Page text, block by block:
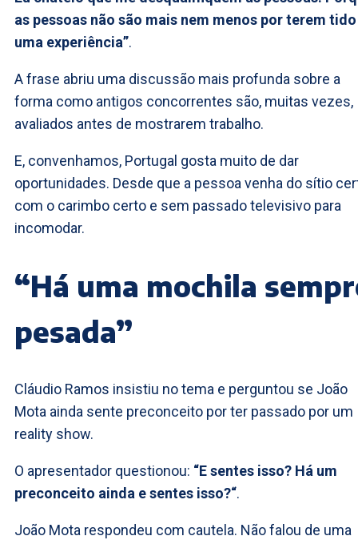
as pessoas não são mais nem menos por terem tido
uma experiência”.
A frase abriu uma discussão mais profunda sobre a
forma como antigos concorrentes são, muitas vezes,
avaliados antes de mostrarem trabalho.
E, convenhamos, Portugal gosta muito de dar
oportunidades. Desde que a pessoa venha do sítio
com o carimbo certo e sem passado televisivo para
incomodar.
“Há uma mochila
pesada”
Cláudio Ramos insistiu no tema e perguntou se João
Mota ainda sente preconceito por ter passado por um
reality show.
O apresentador questionou: “E sentes isso? Há um
preconceito ainda e sentes isso?“.
João Mota respondeu com cautela. Não falou de uma